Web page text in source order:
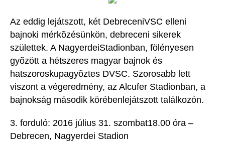
Az eddig lejátszott, két DebreceniVSC elleni
bajnoki mérkõzésünkön, debreceni sikerek
születtek. A NagyerdeiStadionban, fölényesen
gyõzött a hétszeres magyar bajnok és
hatszoroskupagyõztes DVSC. Szorosabb lett
viszont a végeredmény, az Alcufer Stadionban, a
bajnokság második körébenlejátszott találkozón.
3. forduló: 2016 július 31. szombat18.00 óra –
Debrecen, Nagyerdei Stadion